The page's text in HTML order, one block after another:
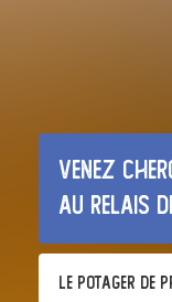
Venez
au relais
Le Potager de